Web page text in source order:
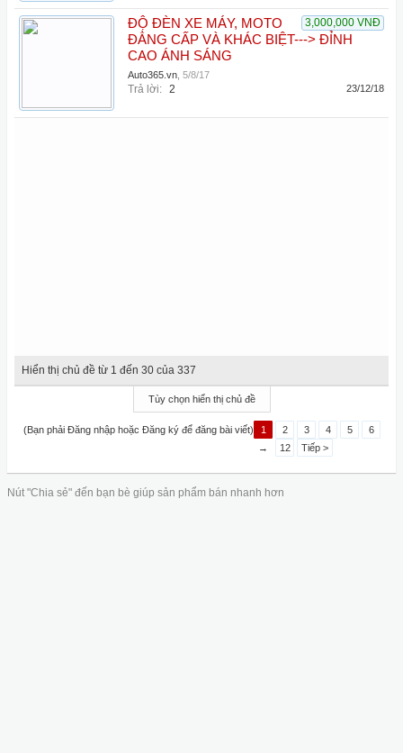
3,000,000 VNĐ
ĐỘ ĐÈN XE MÁY, MOTO
ĐẲNG CẤP VÀ KHÁC BIỆT---> ĐỈNH
CAO ÁNH SÁNG
Auto365.vn 5/8/17
Trả lời: 2 23/12/18
Hiển thị chủ đề từ 1 đến 30 của 337
Tùy chọn hiển thị chủ đề
(Bạn phải Đăng nhập hoặc Đăng ký để đăng bài viết) 1 2 3 4 5
6
→
12 Tiếp >
Nút "Chia sẻ" đến bạn bè giúp sản phẩm bán nhanh hơn